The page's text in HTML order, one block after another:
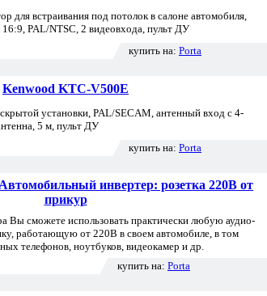
встраивания под потолок в салоне автомобиля,
PAL/NTSC, 2 видеовхода, пульт ДУ
купить на: Porta
Kenwood KTC-V500E
установки, PAL/SECAM, антенный вход с 4-
5 м, пульт ДУ
купить на: Porta
инвертер: розетка 220В от
прикур
сможете использовать практически любую аудио-
работающую от 220В в своем автомобиле, в том
телефонов, ноутбуков, видеокамер и др.
купить на: Porta